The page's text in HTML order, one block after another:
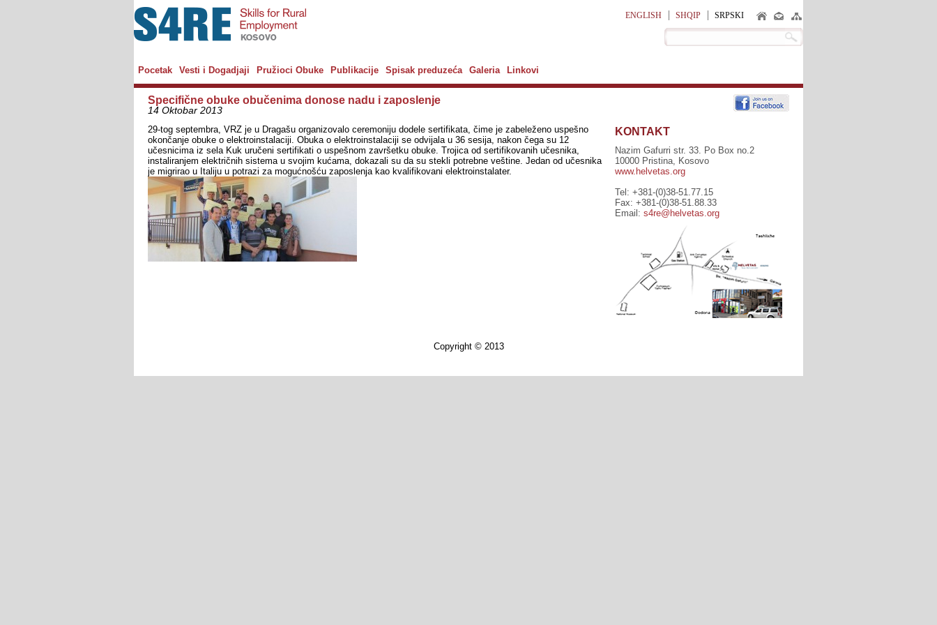
ENGLISH SHQIP SRPSKI
Pocetak Vesti i Dogadjaji Pružioci Obuke Publikacije Spisak preduzeća Galeria Linkovi
Specifične obuke obučenima donose nadu i zaposlenje
14 Oktobar 2013
29-tog septembra, VRZ je u Dragašu organizovalo ceremoniju dodele sertifikata, čime je zabeleženo uspešno
okončanje obuke o elektroinstalaciji. Obuka o elektroinstalaciji se odvijala u 36 sesija, nakon čega su 12
učesnicima iz sela Kuk uručeni sertifikati o uspešnom završetku obuke. Trojica od sertifikovanih učesnika,
instaliranjem električnih sistema u svojim kućama, dokazali su da su stekli potrebne veštine. Jedan od učesnika
je migrirao u Italiju u potrazi za mogućnošću zaposlenja kao kvalifikovani elektroinstalater.
KONTAKT
Nazim Gafurri str. 33. Po Box no.2
10000 Pristina, Kosovo
www.helvetas.org
Tel: +381-(0)38-51.77.15
Fax: +381-(0)38-51.88.33
Email: s4re@helvetas.org
Copyright © 2013